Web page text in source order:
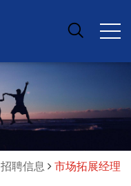
招聘信息 市场拓展经理